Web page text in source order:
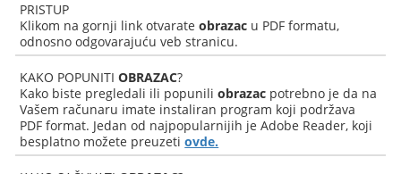
PRISTUP
Klikom na gornji link otvarateobrazac u PDF formatu,
odnosno odgovarajuću veb stranicu.
KAKO POPUNITIOBRAZAC?
Kako biste pregledali ili popuniliobrazac potrebno je da na
Vašem računaru imate instaliran program koji podržava
PDF format. Jedan od najpopularnijih je Adobe Reader, koji
besplatno možete preuzetiovde.